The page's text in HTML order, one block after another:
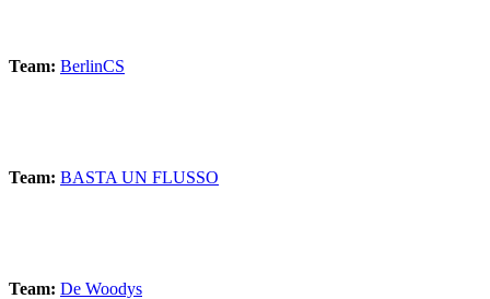
Team: BerlinCS
Team: BASTA UN FLUSSO
Team: De Woodys